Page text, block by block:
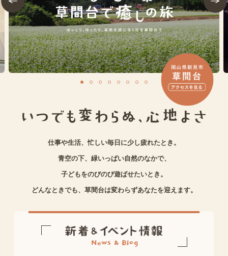
仕事や生活、忙しい毎日に少し疲れたとき。
青空の下、緑いっぱい自然のなかで、
子どもをのびのび遊ばせたいとき。
どんなときでも、草間台は変わらずあなたを迎えます。